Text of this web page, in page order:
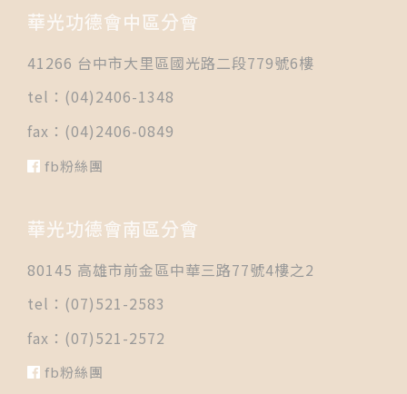
華光功德會中區分會
41266 台中市大里區國光路二段779號6樓
tel：(04)2406-1348
fax：(04)2406-0849
fb粉絲團
華光功德會南區分會
80145 高雄市前金區中華三路77號4樓之2
tel：(07)521-2583
fax：(07)521-2572
fb粉絲團